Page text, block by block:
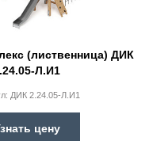
(лиственница) ДИК
Л.И1
ДИК 2.24.05-Л.И1
цену